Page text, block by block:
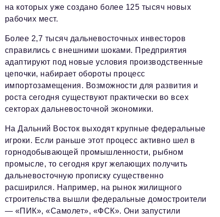
на которых уже создано более 125 тысяч новых
рабочих мест.
Более 2,7 тысяч дальневосточных инвесторов
справились с внешними шоками. Предприятия
адаптируют под новые условия производственные
цепочки, набирает обороты процесс
импортозамещения. Возможности для развития и
роста сегодня существуют практически во всех
секторах дальневосточной экономики.
На Дальний Восток выходят крупные федеральные
игроки. Если раньше этот процесс активно шел в
горнодобывающей промышленности, рыбном
промысле, то сегодня круг желающих получить
дальневосточную прописку существенно
расширился. Например, на рынок жилищного
строительства вышли федеральные домостроители
— «ПИК», «Самолет», «ФСК». Они запустили